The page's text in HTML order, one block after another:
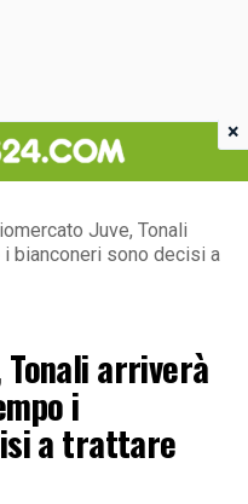
Juve, Tonali
bianconeri sono decisi a
Tonali arriverà
i
a trattare
×